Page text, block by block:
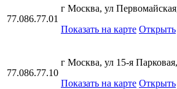
77.086.77.01
г Москва, ул
Показать на карте Открыть
77.086.77.10
г Москва, ул 15-я
Показать на карте Открыть